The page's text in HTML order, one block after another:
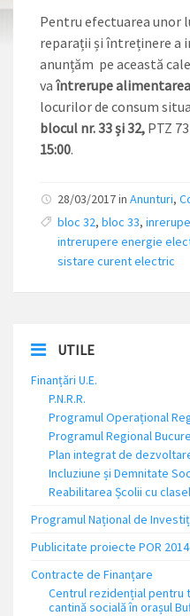
Pentru efectuarea unor
reparații și întreținere a
anunțăm pe această
va întrerupe
locurilor de consum
blocul nr. 33 și 32, PTZ
15:00.
28/03/2017 in Anunturi,
bloc 32, bloc 33,
intrerupere energie
sistare curent electric
UTILE
Finanțări U.E.
P.N.R.R.
Programul Operațional
Programul Regional
Plan integrat de
Incluziune și Demnitate
Reabilitarea Școlii cu
Programul Național de
Publicitate proiecte POR
Contracte de Finanțare
Centrul rezidențial pentru
cantină socială în orașul